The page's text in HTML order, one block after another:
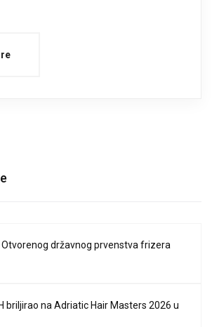
državnog prvenstva frizera
briljirao na Adriatic Hair Masters 2026 u